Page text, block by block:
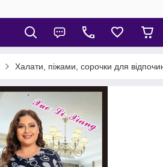
Халати, піжами, сорочки для